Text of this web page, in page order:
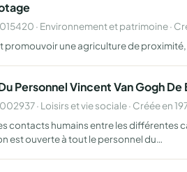
· Environnement et patrimoine ·
promouvoir une agriculture de
Personnel Vincent Van Gogh
· Loisirs et vie sociale · Créée en
contacts humains entre les différentes
est ouverte à tout le personnel du…